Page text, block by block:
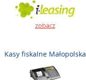
zobacz
Kasy fiskalne Małopolska